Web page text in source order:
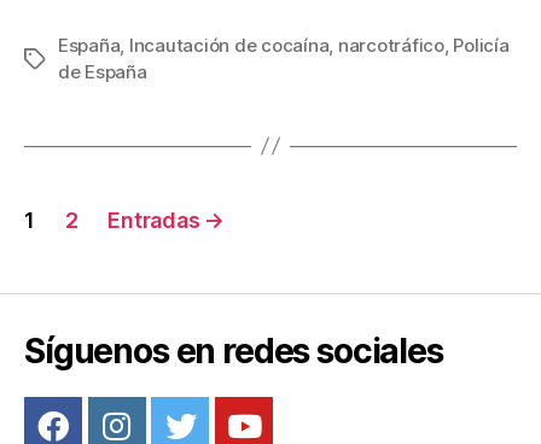
c
e
o
k
tt
er
ail er m
ar
tir
Etiquetas
España, Incautación de cocaína, narcotráfico, Policía
de España
Navegación
entradas
1 2 Entradas →
Síguenos en redes sociales